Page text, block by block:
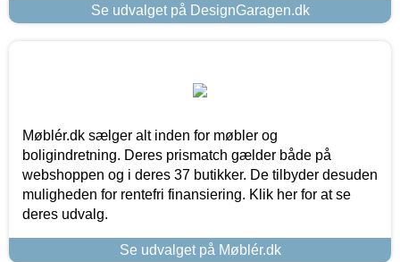
Se udvalget på DesignGaragen.dk
Møblér.dk sælger alt inden for møbler og
boligindretning. Deres prismatch gælder både på
webshoppen og i deres 37 butikker. De tilbyder desuden
muligheden for rentefri finansiering. Klik her for at se
deres udvalg.
Se udvalget på Møblér.dk